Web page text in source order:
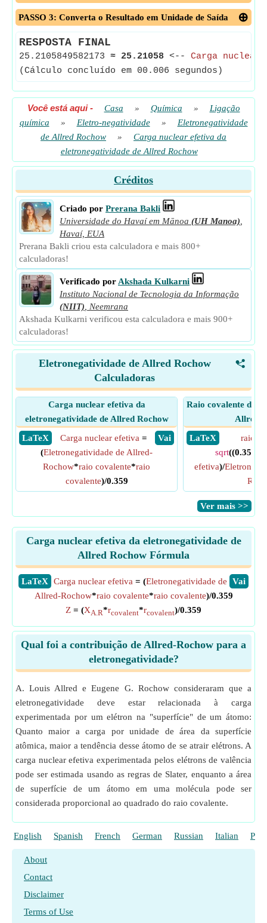
PASSO 3: Converta o Resultado em Unidade de Saída
RESPOSTA FINAL
25.2105849582173 ≈ 25.21058 <-- Carga
(Cálculo concluído em 00.006 segundos)
Você está aqui- Casa » Química »
Ligação
química
» Eletro-negatividade »
Eletronegatividade
de Allred Rochow
»
Carga nuclear efetiva da
eletronegatividade de Allred Rochow
Créditos
Criado por Prerana Bakli
Universidade do Havaí em Mānoa (UH Manoa)
Havaí, EUA
Prerana Bakli criou esta calculadora e mais 800+
calculadoras!
Verificado por Akshada Kulkarni
Instituto Nacional de Tecnologia da Informação
(NIIT)
Neemrana
Akshada Kulkarni verificou esta calculadora e mais 900+
calculadoras!
<
Eletronegatividade de Allred Rochow
Calculadoras
Carga nuclear efetiva da
eletronegatividade de Allred Rochow
​ LaTeX
​ Vai
Carga nuclear efetiva =
(Eletronegatividade de Allred-
Rochow*raio covalente*raio
covalente)/0.359
Raio covalente da
Allred
​ LaTeX
raio
sqrt((0.359*
efetiva)/
​Ver mais >>
Carga nuclear efetiva da eletronegatividade de
Allred Rochow Fórmula
​LaTeX ​Vai
Carga nuclear efetiva = (Eletronegatividade de
Allred-Rochow*raio covalente*raio covalente)/0.359
Z = (XA.R*rcovalent*rcovalent)/0.359
Qual foi a contribuição de Allred-Rochow para a
eletronegatividade?
A. Louis Allred e Eugene G. Rochow consideraram que a
eletronegatividade deve estar relacionada à carga
experimentada por um elétron na "superfície" de um átomo:
Quanto maior a carga por unidade de área da superfície
atômica, maior a tendência desse átomo de se atrair elétrons. A
carga nuclear efetiva experimentada pelos elétrons de valência
pode ser estimada usando as regras de Slater, enquanto a área
de superfície de um átomo em uma molécula pode ser
considerada proporcional ao quadrado do raio covalente.
English Spanish French German Russian Italian
About
Contact
Disclaimer
Terms of Use